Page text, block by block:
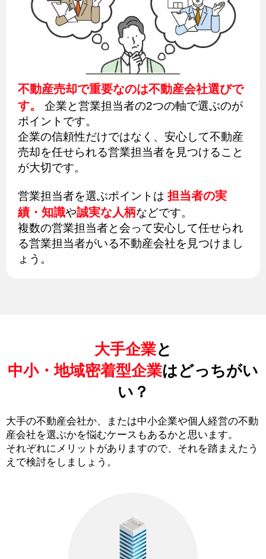
不動産売却で重要なのは不動産会社選びで
す。
企業と営業担当者の2つの軸で選ぶのが
ポイントです。
企業の信頼性だけではなく、安心して不動産
売却を任せられる営業担当者を見つけること
が大切です。
営業担当者を選ぶポイントは 担当者の実
績・知識や誠実な人柄などです。
複数の営業担当者と会って安心して任せられ
る営業担当者がいる不動産会社を見つけまし
ょう。
大手企業と
中小・地域密着型企業はどっちがい
い？
大手の不動産会社か、または中小企業や個人経営の不動
産会社を選ぶかを悩むケースもあるかと思います。
それぞれにメリットがありますので、それを踏まえたう
えで検討をしましょう。